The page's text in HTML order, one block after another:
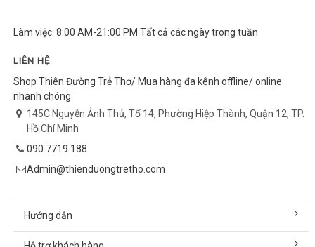
Làm việc: 8:00 AM-21:00 PM Tất cả các ngày trong tuần
LIÊN HỆ
Shop Thiên Đường Trẻ Thơ/ Mua hàng đa kênh offline/ online
nhanh chóng
145C Nguyễn Ảnh Thủ, Tổ 14, Phường Hiệp Thành, Quận 12, TP.
Hồ Chí Minh
090 7719 188
Admin@thienduongtretho.com
Hướng dẫn